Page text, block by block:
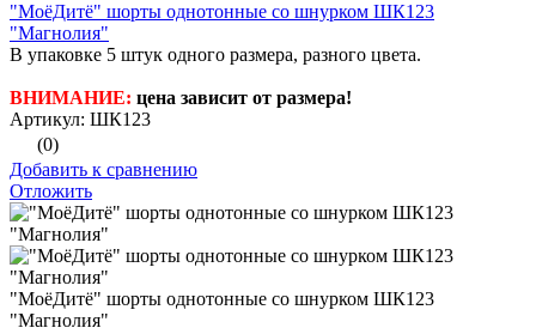
"МоёДитё" шорты однотонные со шнурком ШК123
"Магнолия"
В упаковке 5 штук одного размера, разного цвета.
ВНИМАНИЕ: цена зависит от размера!
Артикул: ШК123
(0)
Добавить к сравнению
Отложить
"МоёДитё" шорты однотонные со шнурком ШК123
"Магнолия"